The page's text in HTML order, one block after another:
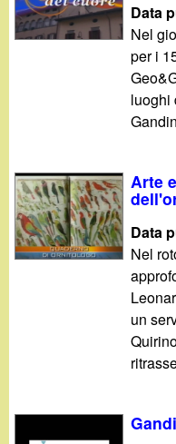
Data
Nel
per i
luoghi
Arte
Data
Nel
un